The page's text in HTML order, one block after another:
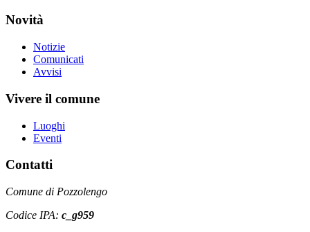
Novità
Notizie
Comunicati
Avvisi
Vivere il comune
Luoghi
Eventi
Contatti
Comune di Pozzolengo
Codice IPA: c_g959